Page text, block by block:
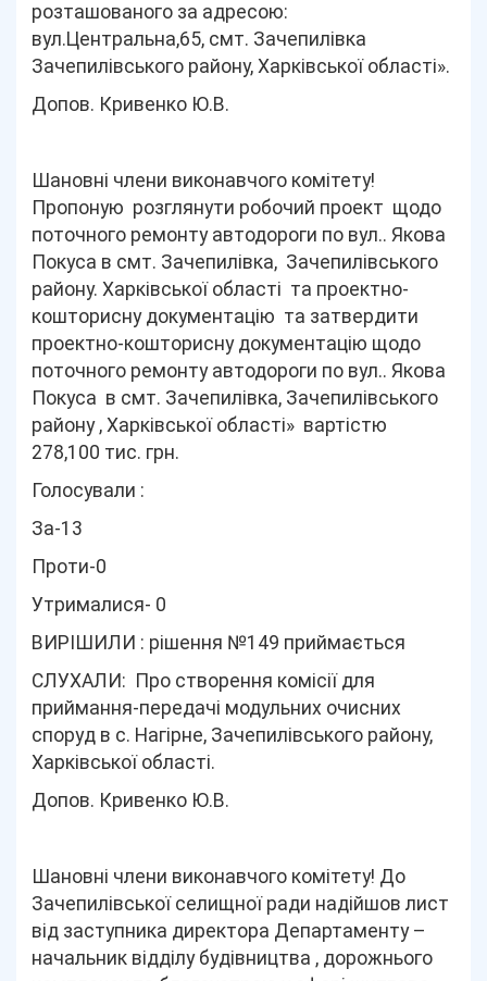
розташованого за адресою:
вул.Центральна,65, смт. Зачепилівка
Зачепилівського району, Харківської області».
Допов. Кривенко Ю.В.
Шановні члени виконавчого комітету!
Пропоную розглянути робочий проект щодо
поточного ремонту автодороги по вул.. Якова
Покуса в смт. Зачепилівка, Зачепилівського
району. Харківської області та проектно-
кошторисну документацію та затвердити
проектно-кошторисну документацію щодо
поточного ремонту автодороги по вул.. Якова
Покуса в смт. Зачепилівка, Зачепилівського
району , Харківської області» вартістю
278,100 тис. грн.
Голосували :
За-13
Проти-0
Утрималися- 0
ВИРІШИЛИ : рішення №149 приймається
СЛУХАЛИ: Про створення комісії для
приймання-передачі модульних очисних
споруд в с. Нагірне, Зачепилівського району,
Харківської області.
Допов. Кривенко Ю.В.
Шановні члени виконавчого комітету! До
Зачепилівської селищної ради надійшов лист
від заступника директора Департаменту –
начальник відділу будівництва , дорожнього